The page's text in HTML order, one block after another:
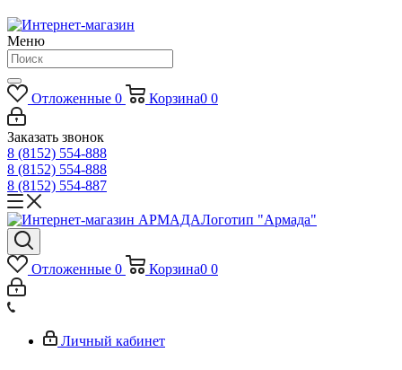
Меню
Отложенные 0 Корзина0 0
Заказать звонок
8 (8152) 554-888
8 (8152) 554-888
8 (8152) 554-887
Логотип "Армада"
Отложенные 0 Корзина0 0
Личный кабинет